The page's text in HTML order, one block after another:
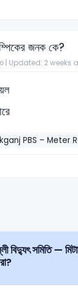
জনক কে?
| Updated: 2 weeks
PBS – Meter
(১ বছর মেয়াদে চুক্তিভিত্তিক) MCQ (বহুনির্বাচনী)